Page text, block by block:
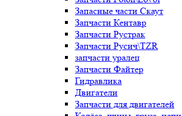
Запасные части Скаут
Запчасти Кентавр
Запчасти Рустрак
Запчасти Русич\TZR
запчасти уралец
Запчасти Файтер
Гидравлика
Двигатели
Запчасти для двигателей